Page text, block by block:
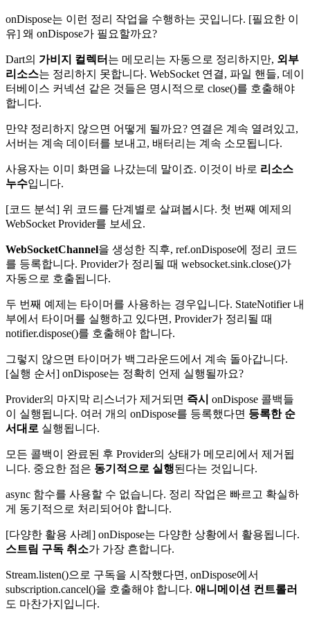
onDispose는 이런 정리 작업을 수행하는 곳입니다. [필요한 이
유] 왜 onDispose가 필요할까요?
Dart의 가비지 컬렉터 는 메모리는 자동으로 정리하지만, 외부
리소스는 정리하지 못합니다. WebSocket 연결, 파일 핸들, 데이
터베이스 커넥션 같은 것들은 명시적으로 close()를 호출해야
합니다.
만약 정리하지 않으면 어떻게 될까요? 연결은 계속 열려있고,
서버는 계속 데이터를 보내고, 배터리는 계속 소모됩니다.
사용자는 이미 화면을 나갔는데 말이죠. 이것이 바로 리소스
누수입니다.
[코드 분석] 위 코드를 단계별로 살펴봅시다. 첫 번째 예제의
WebSocket Provider를 보세요.
WebSocketChannel을 생성한 직후, ref.onDispose에 정리 코드
를 등록합니다. Provider가 정리될 때 websocket.sink.close()가
자동으로 호출됩니다.
두 번째 예제는 타이머를 사용하는 경우입니다. StateNotifier 내
부에서 타이머를 실행하고 있다면, Provider가 정리될 때
notifier.dispose()를 호출해야 합니다.
그렇지 않으면 타이머가 백그라운드에서 계속 돌아갑니다.
[실행 순서] onDispose는 정확히 언제 실행될까요?
Provider의 마지막 리스너가 제거되면 즉시 onDispose 콜백들
이 실행됩니다. 여러 개의 onDispose를 등록했다면 등록한 순
서대로 실행됩니다.
모든 콜백이 완료된 후 Provider의 상태가 메모리에서 제거됩
니다. 중요한 점은 동기적으로 실행된다는 것입니다.
async 함수를 사용할 수 없습니다. 정리 작업은 빠르고 확실하
게 동기적으로 처리되어야 합니다.
[다양한 활용 사례] onDispose는 다양한 상황에서 활용됩니다.
스트림 구독 취소가 가장 흔합니다.
Stream.listen()으로 구독을 시작했다면, onDispose에서
subscription.cancel()을 호출해야 합니다. 애니메이션 컨트롤러
도 마찬가지입니다.